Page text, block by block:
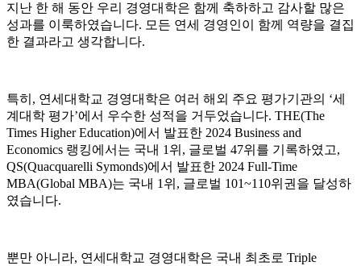
지난 한 해 동안 우리 경영대학은 함께 축하하고 감사할 많은
성과를 이룩하였습니다. 모든 연세 경영인이 함께 역량을 결집
한 결과라고 생각합니다.
특히, 연세대학교 경영대학은 여러 해외 주요 평가기관의 ‘세
계대학 평가’에서 우수한 성적을 거두었습니다. THE(The
Times Higher Education)에서 발표한 2024 Business and
Economics 랭킹에서는 국내 1위, 글로벌 47위를 기록하였고,
QS(Quacquarelli Symonds)에서 발표한 2024 Full-Time
MBA(Global MBA)는 국내 1위, 글로벌 101~110위권을 달성하
였습니다.
뿐만 아니라, 연세대학교 경영대학은 국내 최초로 Triple